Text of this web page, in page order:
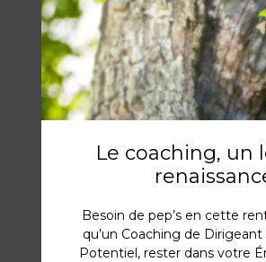
Le coaching, un
Besoin de pep’s en cette
qu’un Coaching de
Potentiel, rester dans votre